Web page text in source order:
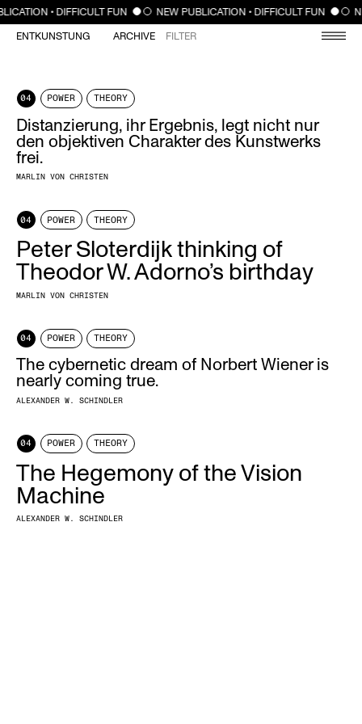
CLOSE
• DIFFICULT FUN NEW PUBLICATION • DIFFICULT FUN
ENTKUNSTUNG ARCHIVE FILTER
04 POWER THEORY
Distanzierung, ihr Ergebnis, legt nicht nur
den objektiven Charakter des Kunstwerks
frei.
MARLIN VON CHRISTEN
04 POWER THEORY
Peter Sloterdijk thinking of
Theodor W. Adorno’s birthday
MARLIN VON CHRISTEN
04 POWER THEORY
The cybernetic dream of Norbert Wiener is
nearly coming true.
ALEXANDER W. SCHINDLER
04 POWER THEORY
The Hegemony of the Vision
Machine
ALEXANDER W. SCHINDLER